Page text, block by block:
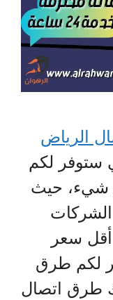
الرياض
ستوفر لكم
شيء، حيث
سعر
لكم طرق
طرق اتصال